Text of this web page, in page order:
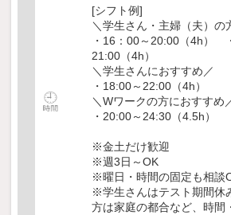
[シフト例]
＼学生さん・主婦（夫）の
・16：00～20:00（4h）
21:00（4h）
＼学生さんにおすすめ／
・18:00～22:00（4h）
＼Wワークの方におすすめ
・20:00～24:30（4.5h）
※金土だけ歓迎
※週3日～OK
※曜日・時間の固定も相談
※学生さんはテスト期間休
方は家庭の都合など、時間